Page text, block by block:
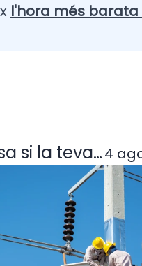
l'hora més barata
et convé
si la teva 4